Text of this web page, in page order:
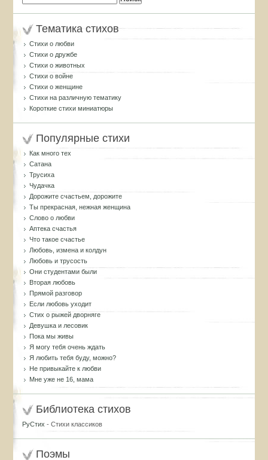
Тематика стихов
Стихи о любви
Стихи о дружбе
Стихи о животных
Стихи о войне
Стихи о женщине
Стихи на различную тематику
Короткие стихи миниатюры
Популярные стихи
Как много тех
Сатана
Трусиха
Чудачка
Дорожите счастьем, дорожите
Ты прекрасная, нежная женщина
Слово о любви
Аптека счастья
Что такое счастье
Любовь, измена и колдун
Любовь и трусость
Они студентами были
Вторая любовь
Прямой разговор
Если любовь уходит
Стих о рыжей дворняге
Девушка и лесовик
Пока мы живы
Я могу тебя очень ждать
Я любить тебя буду, можно?
Не привыкайте к любви
Мне уже не 16, мама
Библиотека стихов
РуСтих - Стихи классиков
Поэмы